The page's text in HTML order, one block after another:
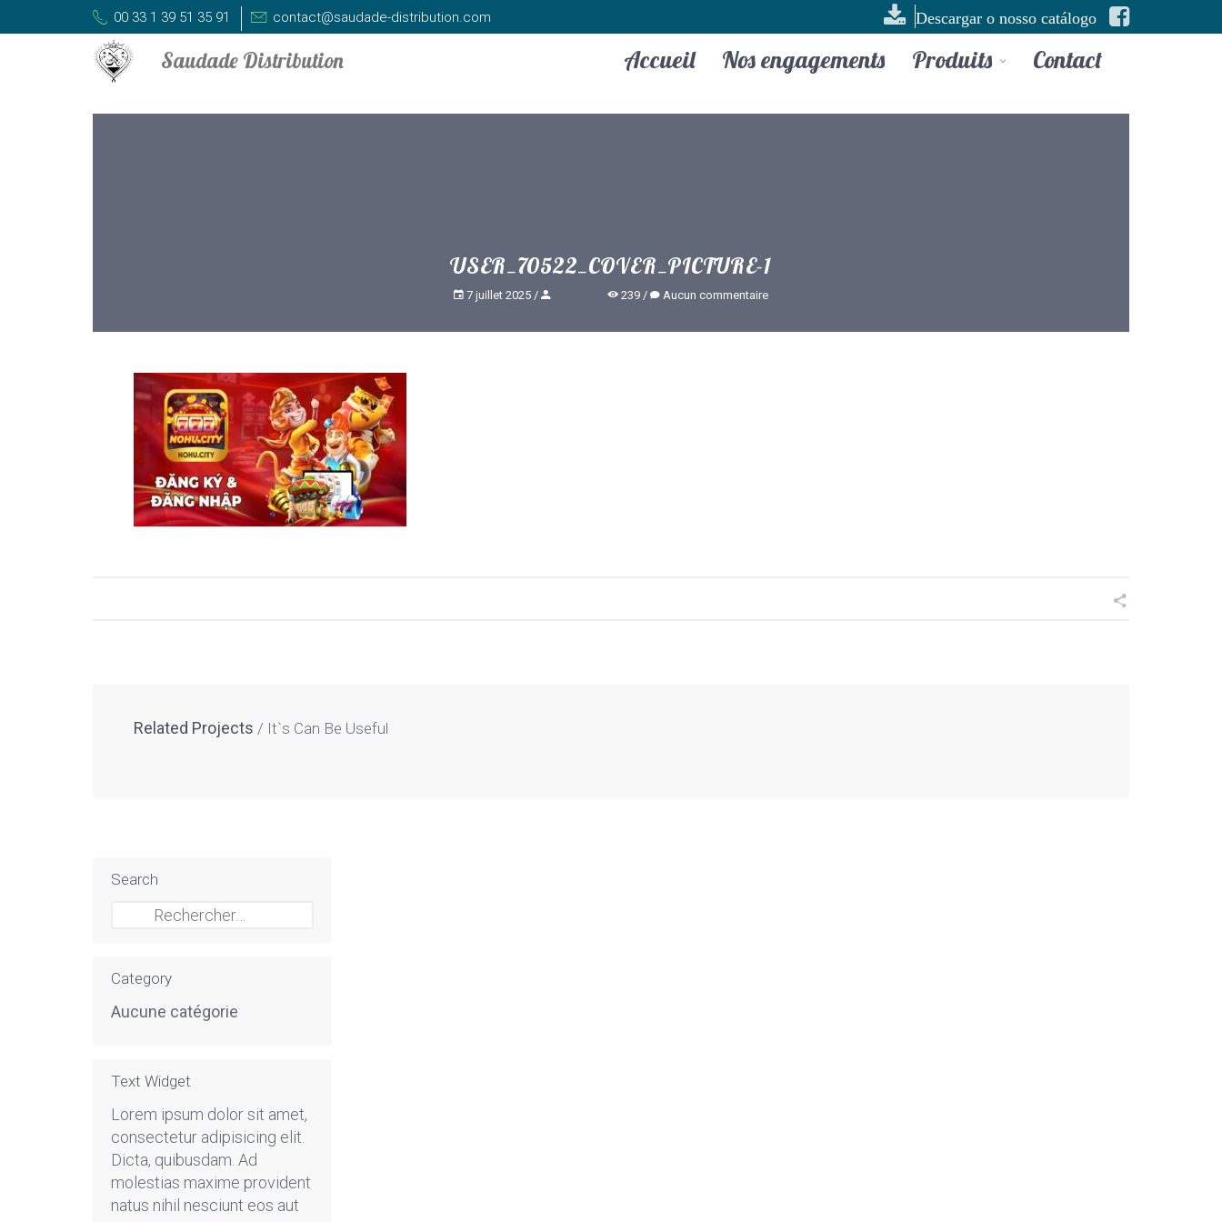
00 33 1 39 51 35 91 contact@saudade-distribution.com Descargar o nosso catálogo
Accueil Nos engagements Produits Contact
USER_70522_COVER_PICTURE-1
7 juillet 2025 239 Aucun commentaire
Related Projects It`s Can Be Useful
Search
Rechercher :
Category
Aucune catégorie
Text Widget
Lorem ipsum dolor sit amet,
consectetur adipisicing elit.
Dicta, quibusdam. Ad
molestias maxime provident
natus nihil nesciunt eos aut